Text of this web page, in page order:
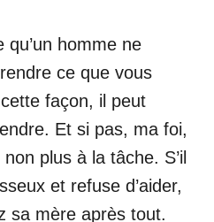
qu’un homme ne
ce que vous
façon, il peut
Et si pas, ma foi,
plus à la tâche. S’il
et refuse d’aider,
sa mère après tout.